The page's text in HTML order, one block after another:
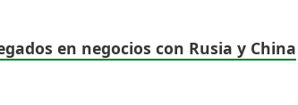
en negocios con Rusia y China